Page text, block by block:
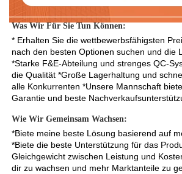
Was Wir Für Sie Tun Können:
* Erhalten Sie die wettbewerbsfähigsten
nach den besten Optionen suchen und die
*Starke F&E-Abteilung und strenges QC-
die Qualität *Große Lagerhaltung und
alle Konkurrenten *Unsere Mannschaft
Garantie und beste
Wie Wir Gemeinsam Wachsen:
*Biete meine beste Lösung basierend auf
*Biete die beste Unterstützung für das
Gleichgewicht zwischen Leistung und
dir zu wachsen und mehr Marktanteile zu